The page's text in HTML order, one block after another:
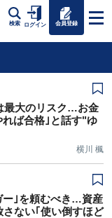
検索 ログイン 会員登録
最大のリスク…お金
ば合格｣と話す"ゆ
横川 楓
ー｣を頼むべき…資産
ない｢使い倒すほど